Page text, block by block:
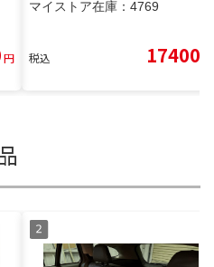
円
マイストア在庫： 4769
税込 17400